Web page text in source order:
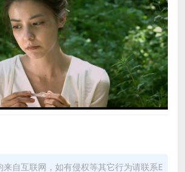
来自互联网，如有侵权等其它行为请联系E